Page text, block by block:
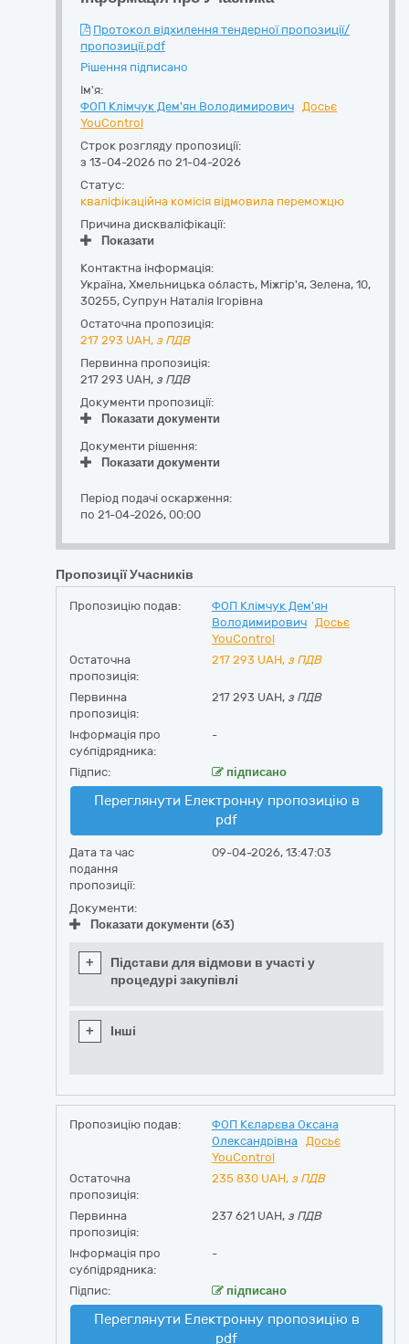
Протокол відхилення тендерної пропозиції/
пропозиції.pdf
Рішення підписано
Ім'я:
ФОП Клімчук Дем'ян Володимирович Досьє
YouControl
Строк розгляду пропозиції:
з 13-04-2026 по 21-04-2026
Статус:
кваліфікаційна комісія відмовила переможцю
Причина дискваліфікації:
Показати
Контактна інформація:
Україна, Хмельницька область, Міжгір'я, Зелена, 10,
30255, Супрун Наталія Ігорівна
Остаточна пропозиція:
217 293 UAH, з ПДВ
Первинна пропозиція:
217 293 UAH, з ПДВ
Документи пропозиції:
Показати документи
Документи рішення:
Показати документи
Період подачі оскарження:
по 21-04-2026, 00:00
Пропозиції Учасників
Пропозицію подав:
ФОП Клімчук Дем'ян
Володимирович
Досьє
YouControl
Остаточна
пропозиція:
217 293 UAH, з ПДВ
Первинна
пропозиція:
217 293 UAH, з ПДВ
Інформація про
субпідрядника:
-
Підпис: підписано
Переглянути Електронну пропозицію в
pdf
Дата та час
подання
пропозиції:
09-04-2026, 13:47:03
Документи:
Показати документи (63)
+
Підстави для відмови в участі у
процедурі закупівлі
+ Інші
Пропозицію подав:
ФОП Кєларєва Оксана
Олександрівна
Досьє
YouControl
Остаточна
пропозиція:
235 830 UAH, з ПДВ
Первинна
пропозиція:
237 621 UAH, з ПДВ
Інформація про
субпідрядника:
-
Підпис: підписано
Переглянути Електронну пропозицію в
pdf